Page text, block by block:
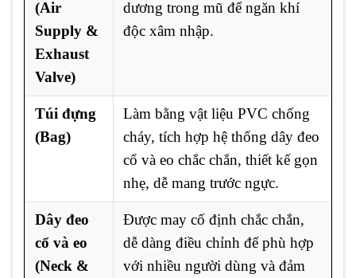
(Air
Supply &
Exhaust
Valve)
dương trong mũ để ngăn khí
độc xâm nhập.
Túi đựng
(Bag)
Làm bằng vật liệu PVC chống
cháy, tích hợp hệ thống dây đeo
cổ và eo chắc chắn, thiết kế gọn
nhẹ, dễ mang trước ngực.
Dây đeo
cổ và eo
(Neck &
Được may cố định chắc chắn,
dễ dàng điều chỉnh để phù hợp
với nhiều người dùng và đảm